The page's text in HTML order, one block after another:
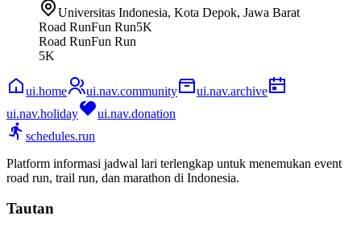
Universitas Indonesia, Kota Depok, Jawa Barat
Road RunFun Run5K
Road RunFun Run
5K
ui.home ui.nav.community
ui.nav.archive
ui.nav.holiday
ui.nav.donation
schedules.run
Platform informasi jadwal lari terlengkap untuk menemukan event
road run, trail run, dan marathon di Indonesia.
Tautan